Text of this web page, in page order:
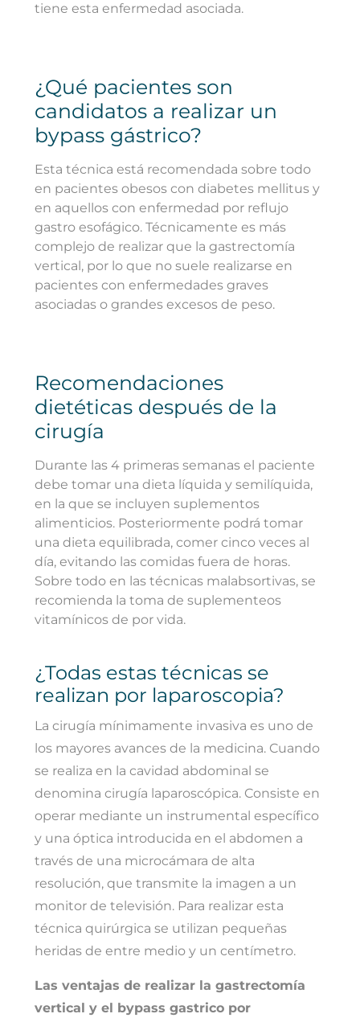
tiene esta enfermedad asociada.
¿Qué pacientes son
candidatos a realizar un
bypass gástrico?
Esta técnica está recomendada sobre todo
en pacientes obesos con diabetes mellitus y
en aquellos con enfermedad por reflujo
gastro esofágico. Técnicamente es más
complejo de realizar que la gastrectomía
vertical, por lo que no suele realizarse en
pacientes con enfermedades graves
asociadas o grandes excesos de peso.
Recomendaciones
dietéticas después de la
cirugía
Durante las 4 primeras semanas el paciente
debe tomar una dieta líquida y semilíquida,
en la que se incluyen suplementos
alimenticios. Posteriormente podrá tomar
una dieta equilibrada, comer cinco veces al
día, evitando las comidas fuera de horas.
Sobre todo en las técnicas malabsortivas, se
recomienda la toma de suplementeos
vitamínicos de por vida.
¿Todas estas técnicas se
realizan por laparoscopia?
La cirugía mínimamente invasiva es uno de
los mayores avances de la medicina. Cuando
se realiza en la cavidad abdominal se
denomina cirugía laparoscópica. Consiste en
operar mediante un instrumental específico
y una óptica introducida en el abdomen a
través de una microcámara de alta
resolución, que transmite la imagen a un
monitor de televisión. Para realizar esta
técnica quirúrgica se utilizan pequeñas
heridas de entre medio y un centímetro.
Las ventajas de realizar la gastrectomía
vertical y el bypass gastrico por